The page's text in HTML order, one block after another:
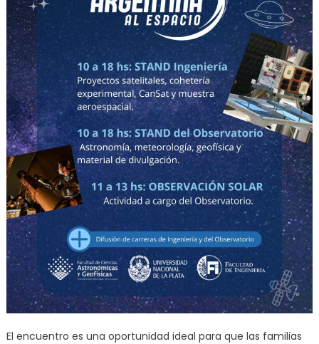
El encuentro es una oportunidad ideal para que las familias